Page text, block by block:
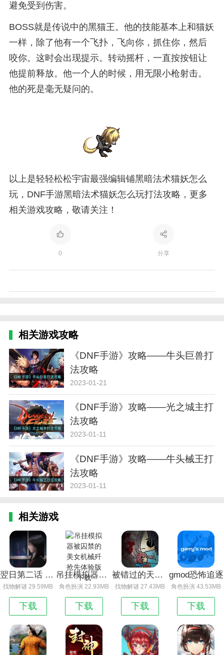
避免受到伤害。
BOSS就是传说中的黑猫王。他的技能基本上和猫妖
一样，除了他有一个飞扑，飞向你，抓住你，然后
咬你。这时会出现提示。转动摇杆，一直按按钮让
他提前释放。他一个人的时候，用无限小枪射击。
他的死是毫无疑问的。
以上是轻轻松松宇宙最强编辑铺黑暗法术猫妖怎么
玩，DNF手游黑暗法术猫妖怎么玩打法攻略，更多
相关游戏攻略，敬请关注！
0 分享
相关游戏攻略
《DNF手游》攻略——牛头巨兽打
法攻略
2023-01-21
《DNF手游》攻略——光之城主打
法攻略
2023-01-11
《DNF手游》攻略——牛头械王打
法攻略
2023-01-11
相关游戏
翌日第二话 安卓版下载
找物解谜 29.59MB
下载
吊挂模拟器被囚禁的美女机械歼 抢先体验版下载
角色扮演 22.93MB
下载
被错过的天堂兼容版
找物解谜 27.43MB
下载
gmod恐怖追逐
角色扮演 43.53MB
下载